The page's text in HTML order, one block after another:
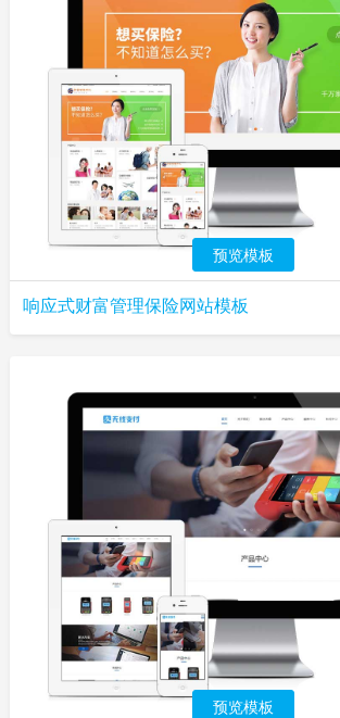
预览模板
响应式财富管理保险网站模板
预览模板